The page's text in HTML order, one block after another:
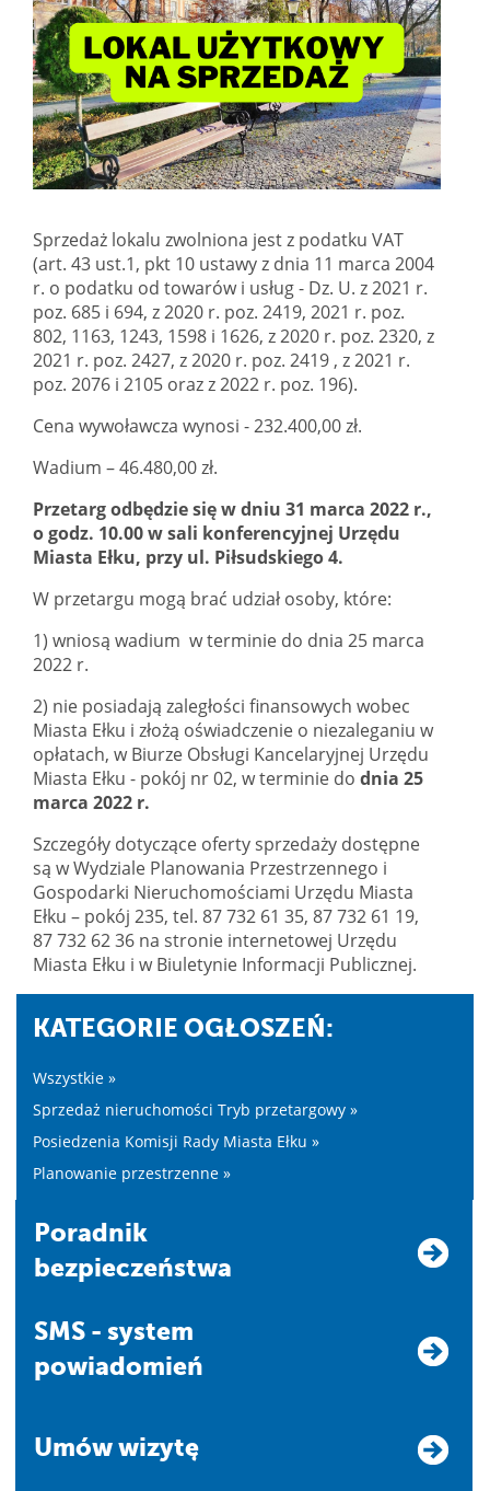
Sprzedaż lokalu zwolniona jest z podatku VAT
(art. 43 ust.1, pkt 10 ustawy z dnia 11 marca 2004
r. o podatku od towarów i usług - Dz. U. z 2021 r.
poz. 685 i 694, z 2020 r. poz. 2419, 2021 r. poz.
802, 1163, 1243, 1598 i 1626, z 2020 r. poz. 2320, z
2021 r. poz. 2427, z 2020 r. poz. 2419 , z 2021 r.
poz. 2076 i 2105 oraz z 2022 r. poz. 196).
Cena wywoławcza wynosi - 232.400,00 zł.
Wadium – 46.480,00 zł.
Przetarg odbędzie się w dniu 31 marca 2022 r.,
o godz. 10.00 w sali konferencyjnej Urzędu
Miasta Ełku, przy ul. Piłsudskiego 4.
W przetargu mogą brać udział osoby, które:
1) wniosą wadium w terminie do dnia 25 marca
2022 r.
2) nie posiadają zaległości finansowych wobec
Miasta Ełku i złożą oświadczenie o niezaleganiu w
opłatach, w Biurze Obsługi Kancelaryjnej Urzędu
Miasta Ełku - pokój nr 02, w terminie do dnia 25
marca 2022 r.
Szczegóły dotyczące oferty sprzedaży dostępne
są w Wydziale Planowania Przestrzennego i
Gospodarki Nieruchomościami Urzędu Miasta
Ełku – pokój 235, tel. 87 732 61 35, 87 732 61 19,
87 732 62 36 na stronie internetowej Urzędu
Miasta Ełku i w Biuletynie Informacji Publicznej.
KATEGORIE OGŁOSZEŃ:
Wszystkie »
Sprzedaż nieruchomości Tryb przetargowy »
Posiedzenia Komisji Rady Miasta Ełku »
Planowanie przestrzenne »
Poradnik
bezpieczeństwa
SMS - system
powiadomień
Umów wizytę